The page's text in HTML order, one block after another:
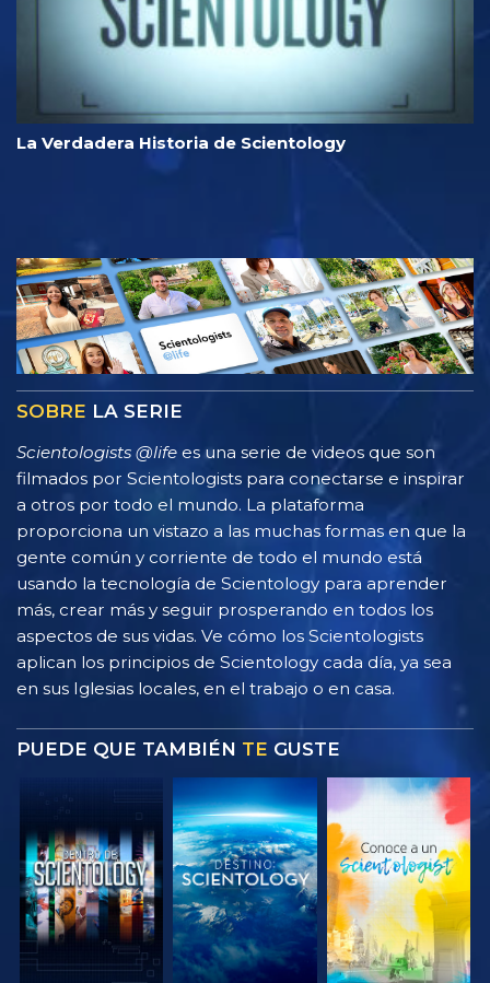
La Verdadera Historia de Scientology
SOBRE LA SERIE
Scientologists @life es una serie de videos que son
filmados por Scientologists para conectarse e inspirar
a otros por todo el mundo. La plataforma
proporciona un vistazo a las muchas formas en que la
gente común y corriente de todo el mundo está
usando la tecnología de Scientology para aprender
más, crear más y seguir prosperando en todos los
aspectos de sus vidas. Ve cómo los Scientologists
aplican los principios de Scientology cada día, ya sea
en sus Iglesias locales, en el trabajo o en casa.
PUEDE QUE TAMBIÉN TE GUSTE